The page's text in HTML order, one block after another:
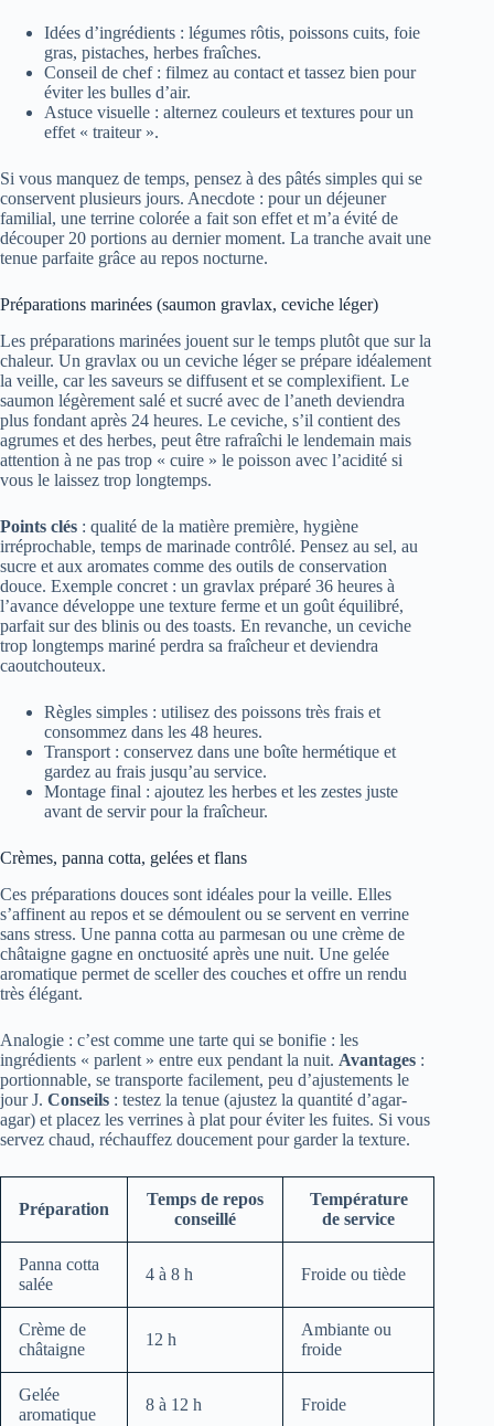
Idées d’ingrédients : légumes rôtis, poissons cuits, foie
gras, pistaches, herbes fraîches.
Conseil de chef : filmez au contact et tassez bien pour
éviter les bulles d’air.
Astuce visuelle : alternez couleurs et textures pour un
effet « traiteur ».
Si vous manquez de temps, pensez à des pâtés simples qui se
conservent plusieurs jours. Anecdote : pour un déjeuner
familial, une terrine colorée a fait son effet et m’a évité de
découper 20 portions au dernier moment. La tranche avait une
tenue parfaite grâce au repos nocturne.
Préparations marinées (saumon gravlax, ceviche léger)
Les préparations marinées jouent sur le temps plutôt que sur la
chaleur. Un gravlax ou un ceviche léger se prépare idéalement
la veille, car les saveurs se diffusent et se complexifient. Le
saumon légèrement salé et sucré avec de l’aneth deviendra
plus fondant après 24 heures. Le ceviche, s’il contient des
agrumes et des herbes, peut être rafraîchi le lendemain mais
attention à ne pas trop « cuire » le poisson avec l’acidité si
vous le laissez trop longtemps.
Points clés : qualité de la matière première, hygiène
irréprochable, temps de marinade contrôlé. Pensez au sel, au
sucre et aux aromates comme des outils de conservation
douce. Exemple concret : un gravlax préparé 36 heures à
l’avance développe une texture ferme et un goût équilibré,
parfait sur des blinis ou des toasts. En revanche, un ceviche
trop longtemps mariné perdra sa fraîcheur et deviendra
caoutchouteux.
Règles simples : utilisez des poissons très frais et
consommez dans les 48 heures.
Transport : conservez dans une boîte hermétique et
gardez au frais jusqu’au service.
Montage final : ajoutez les herbes et les zestes juste
avant de servir pour la fraîcheur.
Crèmes, panna cotta, gelées et flans
Ces préparations douces sont idéales pour la veille. Elles
s’affinent au repos et se démoulent ou se servent en verrine
sans stress. Une panna cotta au parmesan ou une crème de
châtaigne gagne en onctuosité après une nuit. Une gelée
aromatique permet de sceller des couches et offre un rendu
très élégant.
Analogie : c’est comme une tarte qui se bonifie : les
ingrédients « parlent » entre eux pendant la nuit. Avantages :
portionnable, se transporte facilement, peu d’ajustements le
jour J. Conseils : testez la tenue (ajustez la quantité d’agar-
agar) et placez les verrines à plat pour éviter les fuites. Si vous
servez chaud, réchauffez doucement pour garder la texture.
Préparation
Temps de repos
conseillé
Température
de service
Panna cotta
salée
4 à 8 h Froide ou tiède
Crème de
châtaigne
12 h
Ambiante ou
froide
Gelée
aromatique
8 à 12 h Froide